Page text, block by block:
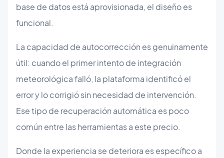
base de datos está aprovisionada, el diseño es
funcional.
La capacidad de autocorrección es genuinamente
útil: cuando el primer intento de integración
meteorológica falló, la plataforma identificó el
error y lo corrigió sin necesidad de intervención.
Ese tipo de recuperación automática es poco
común entre las herramientas a este precio.
Donde la experiencia se deteriora es específico a